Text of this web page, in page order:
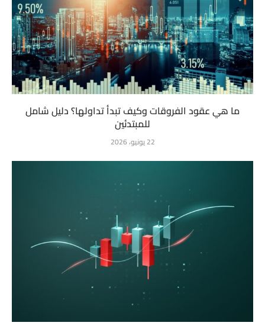
ما هي عقود الفروقات وكيف تبدأ تداولها؟ دليل شامل
للمبتدئين
22 يونيو، 2026